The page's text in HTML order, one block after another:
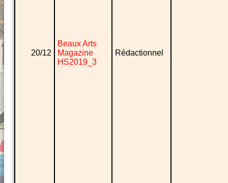
20/12
Beaux Arts
Magazine
HS2019_3
Rédactionnel